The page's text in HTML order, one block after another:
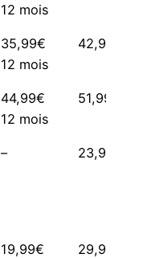
12 mois
35,99€
12 mois
42,99€
44,99€
12 mois
51,99€
– 23,99€
19,99€
29,99€